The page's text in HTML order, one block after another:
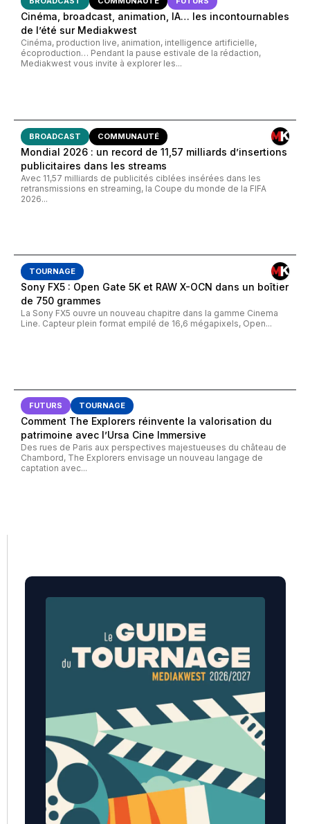
Cinéma, broadcast, animation, IA… les incontournables
de l’été sur Mediakwest
Cinéma, production live, animation, intelligence artificielle,
écoproduction… Pendant la pause estivale de la rédaction,
Mediakwest vous invite à explorer les...
BROADCAST COMMUNAUTÉ
Mondial 2026 : un record de 11,57 milliards d’insertions
publicitaires dans les streams
Avec 11,57 milliards de publicités ciblées insérées dans les
retransmissions en streaming, la Coupe du monde de la FIFA
2026...
TOURNAGE
Sony FX5 : Open Gate 5K et RAW X-OCN dans un boîtier
de 750 grammes
La Sony FX5 ouvre un nouveau chapitre dans la gamme Cinema
Line. Capteur plein format empilé de 16,6 mégapixels, Open...
FUTURS TOURNAGE
Comment The Explorers réinvente la valorisation du
patrimoine avec l’Ursa Cine Immersive
Des rues de Paris aux perspectives majestueuses du château de
Chambord, The Explorers envisage un nouveau langage de
captation avec...